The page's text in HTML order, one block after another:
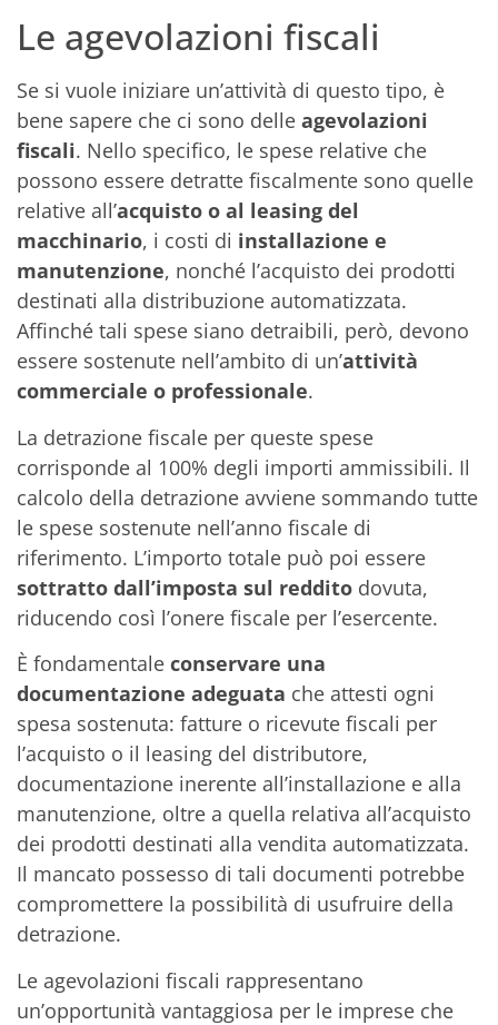
Le agevolazioni fiscali
Se si vuole iniziare un’attività di questo tipo, è
bene sapere che ci sono delle agevolazioni
fiscali. Nello specifico, le spese relative che
possono essere detratte fiscalmente sono quelle
relative all’acquisto o al leasing del
macchinario, i costi di installazione e
manutenzione, nonché l’acquisto dei prodotti
destinati alla distribuzione automatizzata.
Affinché tali spese siano detraibili, però, devono
essere sostenute nell’ambito di un’attività
commerciale o professionale.
La detrazione fiscale per queste spese
corrisponde al 100% degli importi ammissibili. Il
calcolo della detrazione avviene sommando tutte
le spese sostenute nell’anno fiscale di
riferimento. L’importo totale può poi essere
sottratto dall’imposta sul reddito dovuta,
riducendo così l’onere fiscale per l’esercente.
È fondamentale conservare una
documentazione adeguata che attesti ogni
spesa sostenuta: fatture o ricevute fiscali per
l’acquisto o il leasing del distributore,
documentazione inerente all’installazione e alla
manutenzione, oltre a quella relativa all’acquisto
dei prodotti destinati alla vendita automatizzata.
Il mancato possesso di tali documenti potrebbe
compromettere la possibilità di usufruire della
detrazione.
Le agevolazioni fiscali rappresentano
un’opportunità vantaggiosa per le imprese che